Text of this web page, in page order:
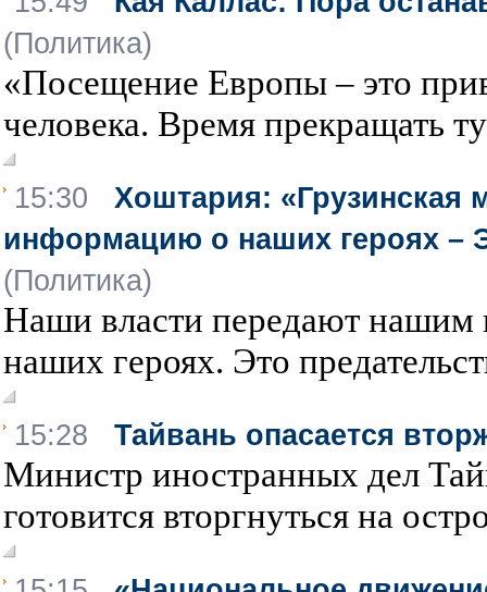
(Политика)
«Посещение Европы – это
человека. Время прекращать
15:30 Хоштария: «Грузинская
информацию о наших героях –
(Политика)
Наши власти передают
наших героях. Это
15:28 Тайвань опасается
Министр иностранных дел
готовится вторгнуться на